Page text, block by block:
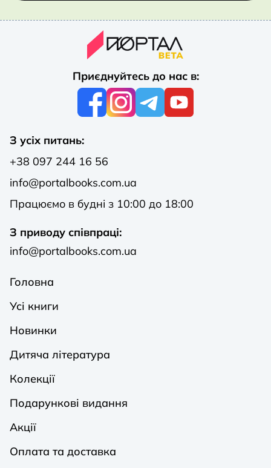
Приєднуйтесь до нас в:
З усіх питань:
+38 097 244 16 56
info@portalbooks.com.ua
Працюємо в будні з 10:00 до 18:00
З приводу співпраці:
info@portalbooks.com.ua
Головна
Усі книги
Новинки
Дитяча література
Колекції
Подарункові видання
Акції
Оплата та доставка